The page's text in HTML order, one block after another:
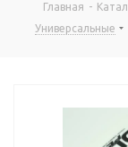
Главная -
Универсальные